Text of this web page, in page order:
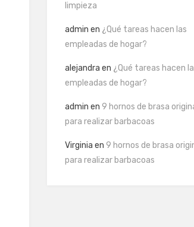
limpieza
admin en ¿Qué tareas hacen las
empleadas de hogar?
alejandra en ¿Qué tareas hacen
empleadas de hogar?
admin en 9 hornos de brasa
para realizar barbacoas
Virginia en 9 hornos de brasa
para realizar barbacoas